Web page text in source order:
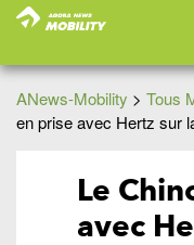
ANews-Mobility > Tous
en prise avec Hertz sur
Le
avec